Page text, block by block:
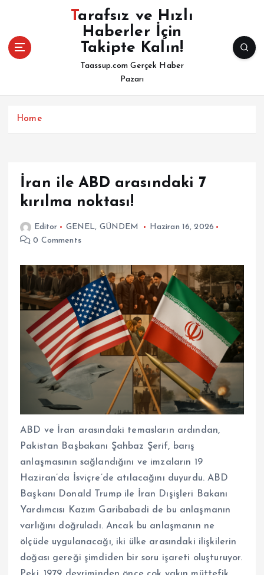
Tarafsız ve Hızlı
Haberler İçin
Takipte Kalın!
Taassup.com Gerçek Haber
Pazarı
Home
İran ile ABD arasındaki 7
kırılma noktası!
Editor GENEL, GÜNDEM
Haziran 16, 2026
0 Comments
ABD ve İran arasındaki temasların ardından,
Pakistan Başbakanı Şahbaz Şerif, barış
anlaşmasının sağlandığını ve imzaların 19
Haziran’da İsviçre’de atılacağını duyurdu. ABD
Başkanı Donald Trump ile İran Dışişleri Bakanı
Yardımcısı Kazım Garibabadi de bu anlaşmanın
varlığını doğruladı. Ancak bu anlaşmanın ne
ölçüde uygulanacağı, iki ülke arasındaki ilişkilerin
doğası gereği şimdiden bir soru işareti oluşturuyor.